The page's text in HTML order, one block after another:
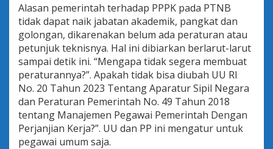
Alasan pemerintah terhadap PPPK pada PTNB
tidak dapat naik jabatan akademik, pangkat dan
golongan, dikarenakan belum ada peraturan atau
petunjuk teknisnya. Hal ini dibiarkan berlarut-larut
sampai detik ini. “Mengapa tidak segera membuat
peraturannya?”. Apakah tidak bisa diubah UU RI
No. 20 Tahun 2023 Tentang Aparatur Sipil Negara
dan Peraturan Pemerintah No. 49 Tahun 2018
tentang Manajemen Pegawai Pemerintah Dengan
Perjanjian Kerja?”. UU dan PP ini mengatur untuk
pegawai umum saja.